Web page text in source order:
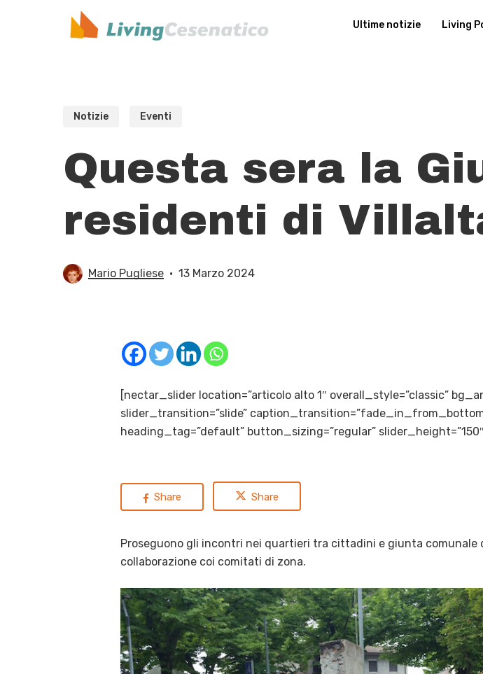
Ultime notizie Living
Notizie Eventi
Questa sera la
residenti di
Mario Pugliese 13 Marzo 2024
[nectar_slider location=”articolo alto 1″ overall_style=”classic”
slider_transition=”slide”
heading_tag=”default” button_sizing=”regular”
Share Share
Proseguono gli incontri nei quartieri tra cittadini e giunta comunale
collaborazione coi comitati di zona.